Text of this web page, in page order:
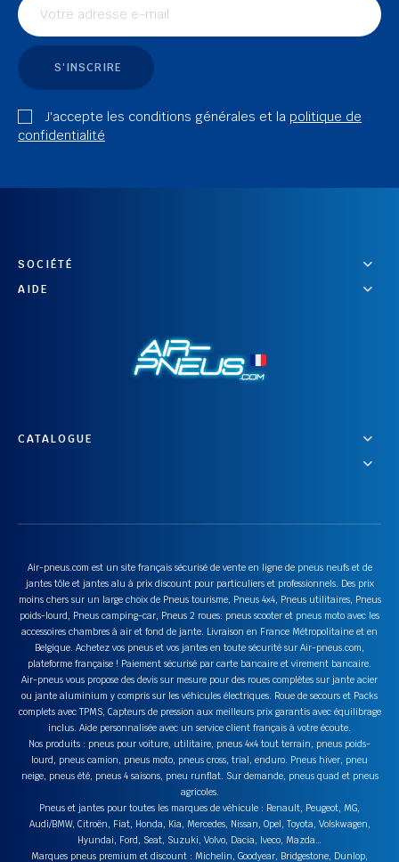
S'INSCRIRE
J'accepte les conditions générales et la politique de
confidentialité
SOCIÉTÉ
AIDE
CATALOGUE
Air-pneus.com est un site français sécurisé de vente en ligne de pneus neufs et de
jantes tôle et jantes alu à prix discount pour particuliers et professionnels. Des prix
moins chers sur un large choix de Pneus tourisme, Pneus 4x4, Pneus utilitaires, Pneus
poids-lourd, Pneus camping-car, Pneus 2 roues: pneus scooter et pneus moto avec les
accessoires chambres à air et fond de jante. Livraison en France Métropolitaine et en
Belgique. Achetez vos pneus et vos jantes en toute sécurité sur Air-pneus.com,
plateforme française ! Paiement sécurisé par carte bancaire et virement bancaire.
Air-pneus vous propose des devis sur mesure pour des roues complètes sur jante acier
ou jante aluminium y compris sur les véhicules électriques. Roue de secours et Packs
complets avec TPMS, Capteurs de pression aux meilleurs prix garantis avec équilibrage
inclus. Aide personnalisée avec un service client français à votre écoute.
Nos produits : pneus pour voiture, utilitaire, pneus 4x4 tout terrain, pneus poids-
lourd, pneus camion, pneus moto, pneus cross, trial, enduro. Pneus hiver, pneu
neige, pneus été, pneus 4 saisons, pneu runflat. Sur demande, pneus quad et pneus
agricoles.
Pneus et jantes pour toutes les marques de véhicule : Renault, Peugeot, MG,
Audi/BMW, Citroën, Fiat, Honda, Kia, Mercedes, Nissan, Opel, Toyota, Volskwagen,
Hyundai, Ford, Seat, Suzuki, Volvo, Dacia, Iveco, Mazda…
Marques pneus premium et discount : Michelin, Goodyear, Bridgestone, Dunlop,